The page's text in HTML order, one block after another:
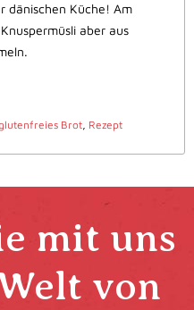
dänischen Küche! Am
aber aus
Brot, Rezept
mit uns
von